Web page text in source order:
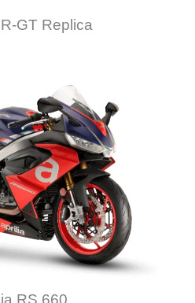
GT Replica
RS 660